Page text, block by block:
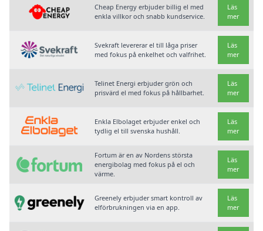
Cheap Energy erbjuder billig el med
enkla villkor och snabb kundservice.
Läs
mer
Svekraft levererar el till låga priser
med fokus på enkelhet och valfrihet.
Läs
mer
Telinet Energi erbjuder grön och
prisvärd el med fokus på hållbarhet.
Läs
mer
Enkla Elbolaget erbjuder enkel och
tydlig el till svenska hushåll.
Läs
mer
Fortum är en av Nordens största
energibolag med fokus på el och
värme.
Läs
mer
Greenely erbjuder smart kontroll av
elförbrukningen via en app.
Läs
mer